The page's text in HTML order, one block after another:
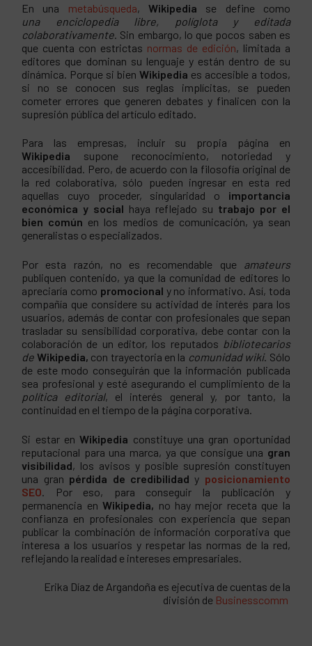
En una metabúsqueda, Wikipedia se define como
una
enciclopedia libre, políglota y editada
colaborativamente . Sin embargo, lo que pocos saben es
que cuenta con estrictas normas de edición, limitada a
editores que dominan su lenguaje y están dentro de su
dinámica. Porque si bien Wikipedia es accesible a todos,
si no se conocen sus reglas implícitas, se pueden
cometer errores que generen debates y finalicen con la
supresión pública del artículo editado.
Para las empresas, incluir su propia página en
Wikipedia supone reconocimiento, notoriedad y
accesibilidad. Pero, de acuerdo con la filosofía original de
la red colaborativa, sólo pueden ingresar en esta red
aquellas cuyo proceder, singularidad o importancia
económica y social haya reflejado su trabajo por el
bien común en los medios de comunicación, ya sean
generalistas o especializados.
Por esta razón, no es recomendable que amateurs
publiquen contenido, ya que la comunidad de editores lo
apreciaría como promocional y no informativo. Así, toda
compañía que considere su actividad de interés para los
usuarios, además de contar con profesionales que sepan
trasladar su sensibilidad corporativa, debe contar con la
colaboración de un editor, los reputados bibliotecarios
de Wikipedia, con trayectoria en la comunidad wiki. Sólo
de este modo conseguirán que la información publicada
sea profesional y esté asegurando el cumplimiento de la
política editorial, el interés general y, por tanto, la
continuidad en el tiempo de la página corporativa.
Si estar enWikipedia constituye una gran oportunidad
reputacional para una marca, ya que consigue una gran
visibilidad, los avisos y posible supresión constituyen
una gran pérdida de credibilidad y posicionamiento
SEO . Por eso, para conseguir la publicación y
permanencia enWikipedia, no hay mejor receta que la
confianza en profesionales con experiencia que sepan
publicar la combinación de información corporativa que
interesa a los usuarios y respetar las normas de la red,
reflejando la realidad e intereses empresariales.
Erika Díaz de Argandoña es ejecutiva de cuentas de la
división de Businesscomm